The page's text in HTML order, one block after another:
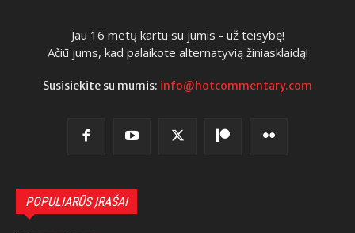
Jau 16 metų kartu su jumis - už teisybę!
Ačiū jums, kad palaikote alternatyvią žiniasklaidą!
Susisiekite su mumis: info@hotcommentary.com
POPULIARŪS ĮRAŠAI